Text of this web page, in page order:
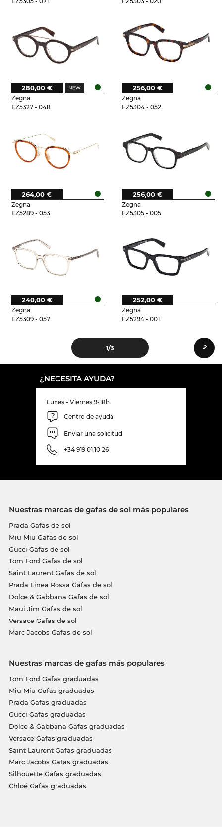
Zegna
EZ5327 - 048
280,00 €
Zegna
EZ5304 - 052
256,00 €
Zegna
EZ5289 - 053
264,00 €
Zegna
EZ5305 - 005
256,00 €
Zegna
EZ5309 - 057
240,00 €
Zegna
EZ5294 - 001
252,00 €
1/3 ›
¿NECESITA AYUDA?
Lunes - Viernes 9-18h
Centro de ayuda
Enviar una solicitud
+34 919 01 10 26
Nuestras marcas de gafas de sol más populares
Prada Gafas de sol
Miu Miu Gafas de sol
Gucci Gafas de sol
Tom Ford Gafas de sol
Saint Laurent Gafas de sol
Prada Linea Rossa Gafas de sol
Dolce & Gabbana Gafas de sol
Maui Jim Gafas de sol
Versace Gafas de sol
Marc Jacobs Gafas de sol
Nuestras marcas de gafas más populares
Tom Ford Gafas graduadas
Miu Miu Gafas graduadas
Prada Gafas graduadas
Gucci Gafas graduadas
Dolce & Gabbana Gafas graduadas
Versace Gafas graduadas
Saint Laurent Gafas graduadas
Marc Jacobs Gafas graduadas
Silhouette Gafas graduadas
Chloé Gafas graduadas